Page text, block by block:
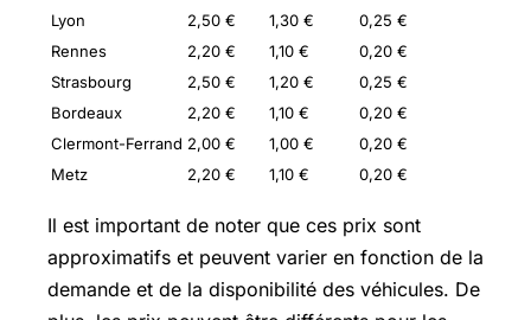
Lyon
2,50 € 1,30 €
0,25 €
Rennes
2,20 € 1,10 €
0,20 €
Strasbourg
2,50 € 1,20 €
0,25 €
Bordeaux
2,20 € 1,10 €
0,20 €
Clermont-Ferrand 2,00 € 1,00 €
0,20 €
Metz
2,20 € 1,10 € 0,20 €
Il est important de noter que ces prix sont
approximatifs et peuvent varier en fonction de la
demande et de la disponibilité des véhicules. De